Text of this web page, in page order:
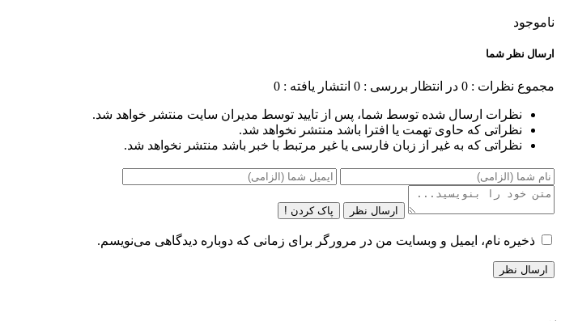
ناموجود
ارسال نظر شما
مجموع نظرات : 0 در انتظار بررسی : 0 انتشار یافته : 0
نظرات ارسال شده توسط شما، پس از تایید توسط مدیران سایت منتشر خواهد شد.
نظراتی که حاوی تهمت یا افترا باشد منتشر نخواهد شد.
نظراتی که به غیر از زبان فارسی یا غیر مرتبط با خبر باشد منتشر نخواهد شد.
ارسال نظر پاک کردن !
ذخیره نام، ایمیل و وبسایت من در مرورگر برای زمانی که دوباره دیدگاهی می‌نویسم.